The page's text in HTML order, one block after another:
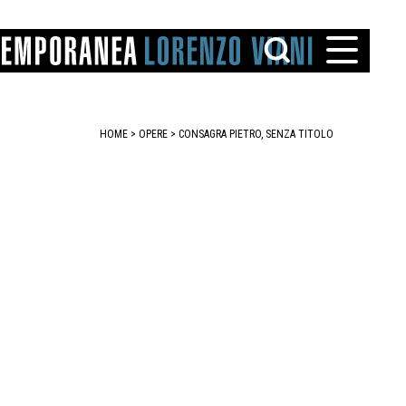
HOME > OPERE > CONSAGRA PIETRO, SENZA TITOLO